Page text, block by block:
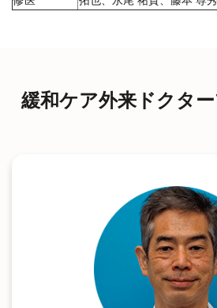
緩和ケア外来ドクタ